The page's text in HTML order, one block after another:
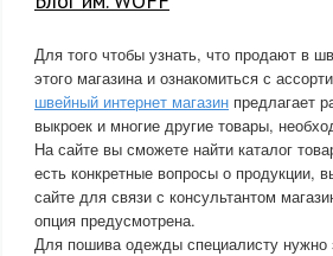
Для того чтобы узнать, что продают в
этого магазина и ознакомиться с
швейный интернет магазин предлагает
выкроек и многие другие товары,
На сайте вы сможете найти каталог
есть конкретные вопросы о продукции,
сайте для связи с консультантом
опция предусмотрена.
Для пошива одежды специалисту